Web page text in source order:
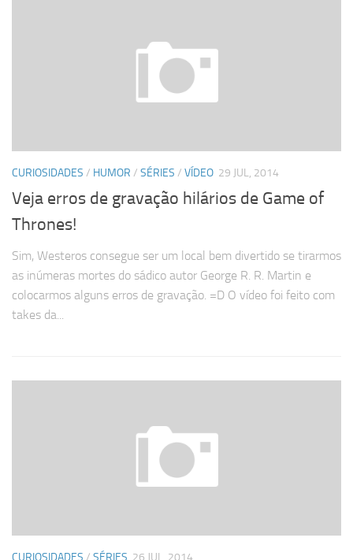
CURIOSIDADES / HUMOR / SÉRIES / VÍDEO 29 JUL, 2014
Veja erros de gravação hilários de Game of
Thrones!
Sim, Westeros consegue ser um local bem divertido se tirarmos
as inúmeras mortes do sádico autor George R. R. Martin e
colocarmos alguns erros de gravação. =D O vídeo foi feito com
takes da...
CURIOSIDADES / SÉRIES 26 JUL, 2014